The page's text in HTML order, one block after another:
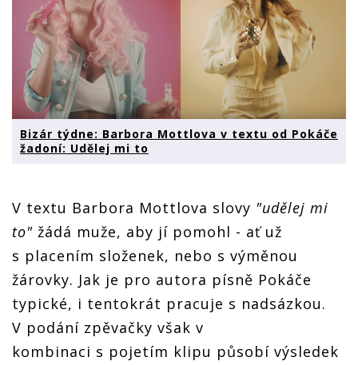
Bizár týdne: Barbora Mottlova v textu od Pokáče
žadoní: Udělej mi to
V textu Barbora Mottlova slovy "udělej mi
to" žádá muže, aby jí pomohl - ať už
s placením složenek, nebo s výměnou
žárovky. Jak je pro autora písně Pokáče
typické, i tentokrát pracuje s nadsázkou.
V podání zpěvačky však v
kombinaci s pojetím klipu působí výsledek